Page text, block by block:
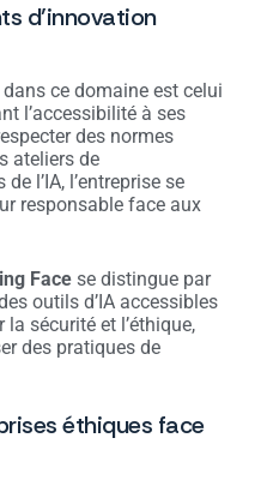
d’innovation
ce domaine est celui
l’accessibilité à ses
des normes
ateliers de
l’IA, l’entreprise se
responsable face aux
Facese distingue par
outils d’IA accessibles
sécurité et l’éthique,
des pratiques de
éthiques face